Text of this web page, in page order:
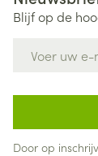
Blijf op de
Door op